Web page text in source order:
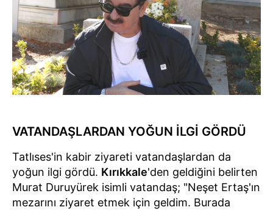
VATANDAŞLARDAN YOĞUN İLGİ GÖRDÜ
Tatlıses'in kabir ziyareti vatandaşlardan da
yoğun ilgi gördü. Kırıkkale'den geldiğini belirten
Murat Duruyürek isimli vatandaş; "Neşet Ertaş'ın
mezarını ziyaret etmek için geldim. Burada